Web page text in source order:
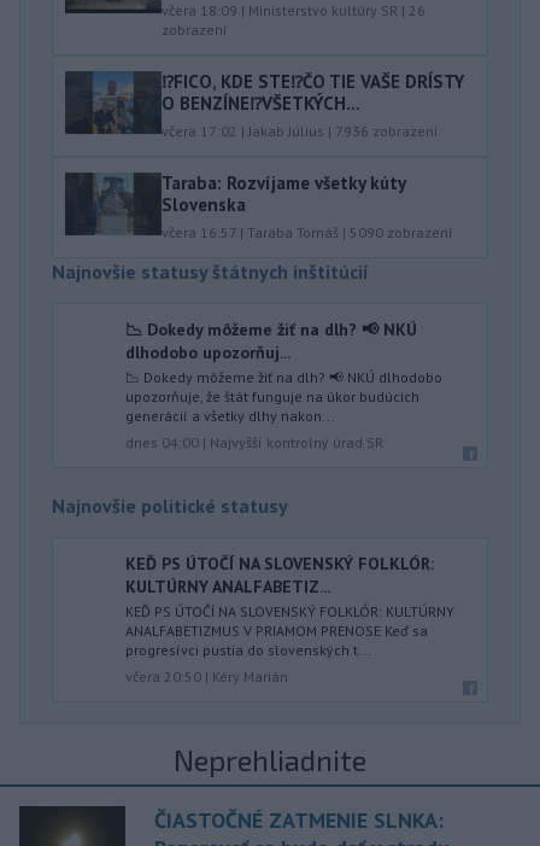
včera 18:09 | Ministerstvo kultúry SR | 26
zobrazení
⁉️FICO, KDE STE⁉️ČO TIE VAŠE DRÍSTY
O BENZÍNE⁉️VŠETKÝCH...
včera 17:02 |Jakab Július | 7936 zobrazení
Taraba: Rozvíjame všetky kúty
Slovenska
včera 16:57 | Taraba Tomáš | 5090 zobrazení
Najnovšie statusy štátnych inštitúcií
📉 Dokedy môžeme žiť na dlh? 📢 NKÚ
dlhodobo upozorňuj...
📉 Dokedy môžeme žiť na dlh? 📢 NKÚ dlhodobo
upozorňuje, že štát funguje na úkor budúcich
generácií a všetky dlhy nakon...
dnes 04:00 | Najvyšší kontrolný úrad SR
Najnovšie politické statusy
KEĎ PS ÚTOČÍ NA SLOVENSKÝ FOLKLÓR:
KULTÚRNY ANALFABETIZ...
KEĎ PS ÚTOČÍ NA SLOVENSKÝ FOLKLÓR: KULTÚRNY
ANALFABETIZMUS V PRIAMOM PRENOSE Keď sa
progresívci pustia do slovenských t...
včera 20:50 | Kéry Marián
Neprehliadnite
ČIASTOČNÉ ZATMENIE SLNKA: